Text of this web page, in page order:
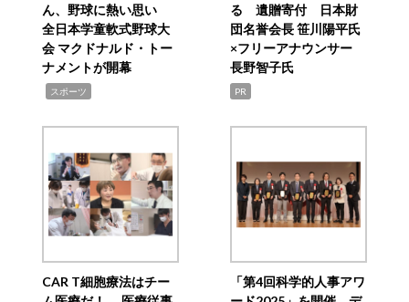
ん、野球に熱い思い
全日本学童軟式野球大
会 マクドナルド・トー
ナメントが開幕
スポーツ
る 遺贈寄付 日本財
団名誉会長 笹川陽平氏
×フリーアナウンサー
長野智子氏
PR
CAR T細胞療法はチー
「第4回科学的人事アワ